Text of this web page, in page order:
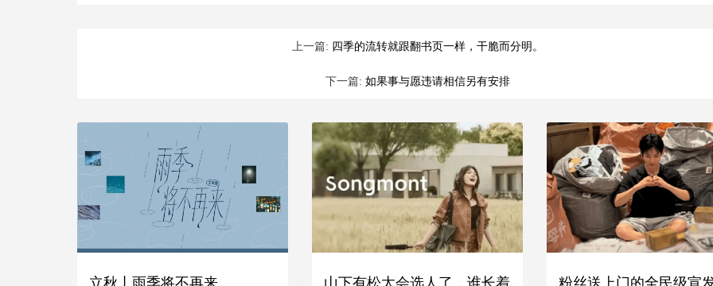
上一篇: 四季的流转就跟翻书页一样，干脆而分明。
下一篇: 如果事与愿违请相信另有安排